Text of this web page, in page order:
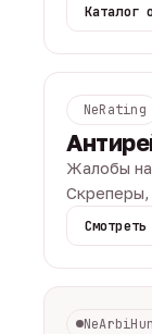
Каталог
NeRating
Жалобы